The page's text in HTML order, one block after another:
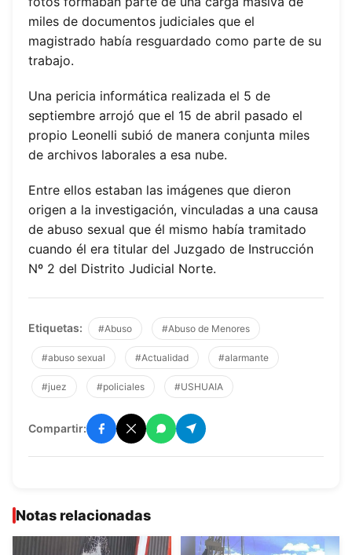
miles de documentos judiciales que el
magistrado había resguardado como parte de su
trabajo.
Una pericia informática realizada el 5 de
septiembre arrojó que el 15 de abril pasado el
propio Leonelli subió de manera conjunta miles
de archivos laborales a esa nube.
Entre ellos estaban las imágenes que dieron
origen a la investigación, vinculadas a una causa
de abuso sexual que él mismo había tramitado
cuando él era titular del Juzgado de Instrucción
Nº 2 del Distrito Judicial Norte.
Etiquetas: #Abuso #Abuso de Menores
#abuso sexual #Actualidad #alarmante
#juez #policiales #USHUAIA
Compartir:
Notas relacionadas